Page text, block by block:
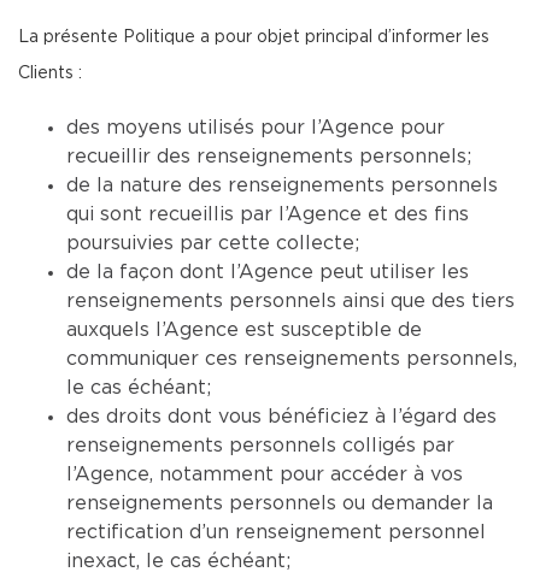
La présente Politique a pour objet principal d’informer les
Clients :
des moyens utilisés pour l’Agence pour
recueillir des renseignements personnels;
de la nature des renseignements personnels
qui sont recueillis par l’Agence et des fins
poursuivies par cette collecte;
de la façon dont l’Agence peut utiliser les
renseignements personnels ainsi que des tiers
auxquels l’Agence est susceptible de
communiquer ces renseignements personnels,
le cas échéant;
des droits dont vous bénéficiez à l’égard des
renseignements personnels colligés par
l’Agence, notamment pour accéder à vos
renseignements personnels ou demander la
rectification d’un renseignement personnel
inexact, le cas échéant;